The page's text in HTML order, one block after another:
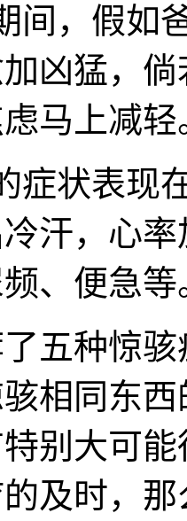
，假如爸
凶猛，
马上减轻
状表现在
汗，心
、便急等
种惊骇
相同东
别大可
及时，